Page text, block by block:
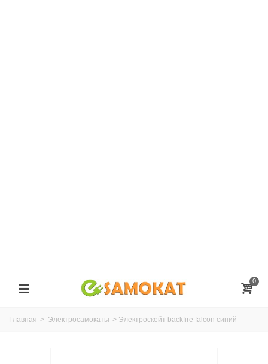
0
Главная > Электросамокаты > Электроскейт backfire falcon синий